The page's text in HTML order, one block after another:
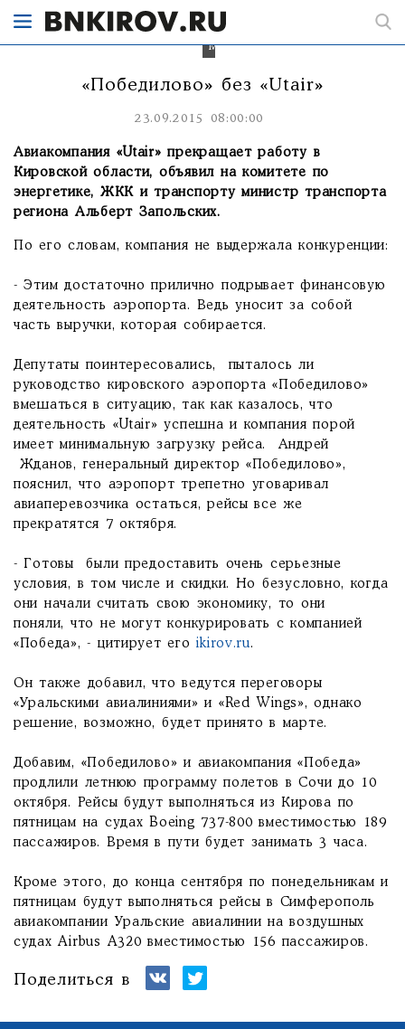
в
Москву.
«Победилово» без «Utair»
23.09.2015 08:00:00
Авиакомпания «Utair» прекращает работу в
Кировской области, объявил на комитете по
энергетике, ЖКК и транспорту министр транспорта
региона Альберт Запольских.
По его словам, компания не выдержала конкуренции:
- Этим достаточно прилично подрывает финансовую
деятельность аэропорта. Ведь уносит за собой
часть выручки, которая собирается.
Депутаты поинтересовались, пыталось ли
руководство кировского аэропорта «Победилово»
вмешаться в ситуацию, так как казалось, что
деятельность «Utair» успешна и компания порой
имеет минимальную загрузку рейса. Андрей
Жданов, генеральный директор «Победилово»,
пояснил, что аэропорт трепетно уговаривал
авиаперевозчика остаться, рейсы все же
прекратятся 7 октября.
- Готовы были предоставить очень серьезные
условия, в том числе и скидки. Но безусловно, когда
они начали считать свою экономику, то они
поняли, что не могут конкурировать с компанией
«Победа», - цитирует егоikirov.ru.
Он также добавил, что ведутся переговоры
«Уральскими авиалиниями» и «Red Wings», однако
решение, возможно, будет принято в марте.
Добавим, «Победилово» и авиакомпания «Победа»
продлили летнюю программу полетов в Сочи до 10
октября. Рейсы будут выполняться из Кирова по
пятницам на судах Boeing 737-800 вместимостью 189
пассажиров. Время в пути будет занимать 3 часа.
Кроме этого, до конца сентября по понедельникам и
пятницам будут выполняться рейсы в Симферополь
авиакомпании Уральские авиалинии на воздушных
судах Airbus A320 вместимостью 156 пассажиров.
Поделиться в